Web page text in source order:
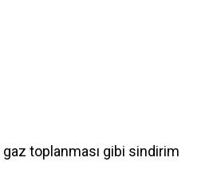
gaz toplanması gibi sindirim